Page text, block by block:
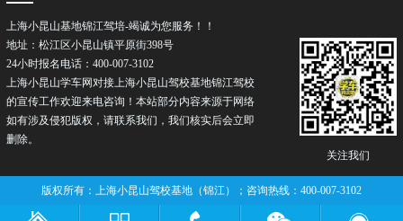
关注我们
上海小昆山基地锦江驾培-竭诚为您服务！！
地址：松江区小昆山镇平原街398号
24小时报名电话：400-007-3102
上海小昆山学车网对接上海小昆山驾校基地锦江驾校
的宣传工作欢迎来电咨询！本站部分内容来源于网络
如有涉及侵犯版权，请联系我们，我们核实后会立即
删除。
版权所有：上海小昆山驾校基地（锦江）；咨询热线：400-007-3102